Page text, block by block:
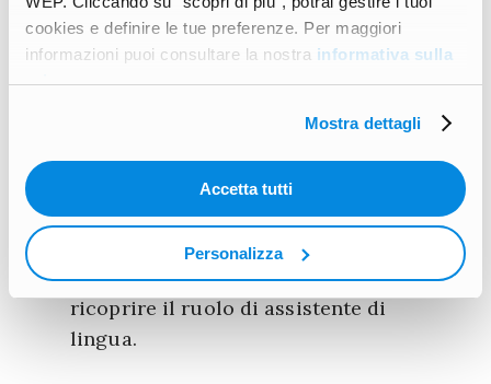
cookies e definire le tue preferenze. Per maggiori
informazioni puoi consultare la nostra informativa sulla
privacy.
Mostra dettagli
Accetta tutti
Personalizza
Insegnare italiano in
Australia: ecco i requisiti
ragazzo a provare una simile
esperienza è sicuramente una
prerogativa importante per chi deve
selezionare i candidati più idonei a
ricoprire il ruolo di assistente di
lingua.